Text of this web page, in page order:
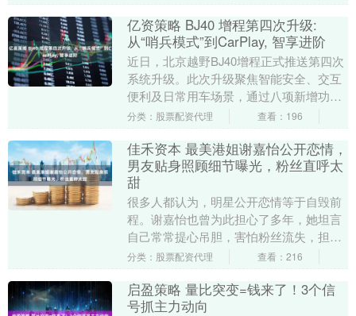
亿资策略 BJ40 增程第四次升级:
从“哨兵模式”到CarPlay, 智享进阶
近日，北京越野BJ40增程正式推送第四次
系统升级。此次升级聚焦智能安全、交互
便利及日常用车场景，通过八项新增功能
与配置优化，进一步深化车辆智能化属
分类：股票配资代理 查看：196
佳禾资本 最美港姐谢嘉怡公开恋情，
男友贴身照顾细节曝光，粉丝直呼太
甜
很多人都认为，明星公开恋情等于自毁前
程。谢嘉怡也曾为此担心了多年，她坦言
自己常常提心吊胆，害怕粉丝流失，担心
工作机会不保。那种压力几乎让她崩溃。
分类：股票配资代理 查看：216
启盈策略 量比突变=钱来了！3个信
号抓主力动向